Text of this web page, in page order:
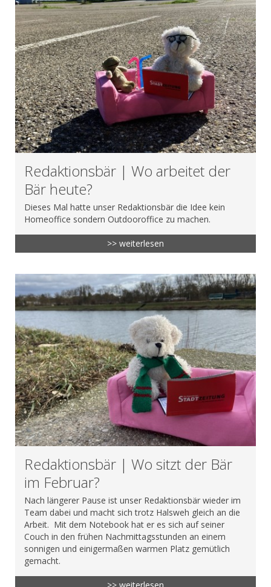
Redaktionsbär | Wo arbeitet der
Bär heute?
Dieses Mal hatte unser Redaktionsbär die Idee kein
Homeoffice sondern Outdooroffice zu machen.
>> weiterlesen
Redaktionsbär | Wo sitzt der Bär
im Februar?
Nach längerer Pause ist unser Redaktionsbär wieder im
Team dabei und macht sich trotz Halsweh gleich an die
Arbeit. Mit dem Notebook hat er es sich auf seiner
Couch in den frühen Nachmittagsstunden an einem
sonnigen und einigermaßen warmen Platz gemütlich
gemacht.